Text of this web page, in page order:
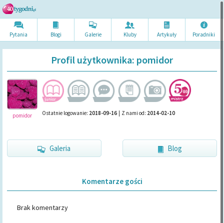
Pytania Blogi Galerie Kluby Artykuły Poradniki
Profil użytkownika: pomidor
pomidor Ostatnie logowanie: 2018-09-16 | Z nami od: 2014-02-10
Galeria Blog
Komentarze gości
Brak komentarzy